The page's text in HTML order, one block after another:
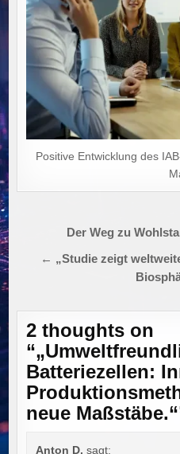
Positive Entwicklung des
Der Weg zu
← „Studie zeigt
2 thoughts on
“
Batteriezellen:
neue Maßstäbe.“
Anton D. sagt: